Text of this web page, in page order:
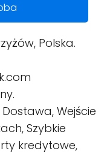
Polska.
Dostawa, Wejście
Szybkie
kredytowe,